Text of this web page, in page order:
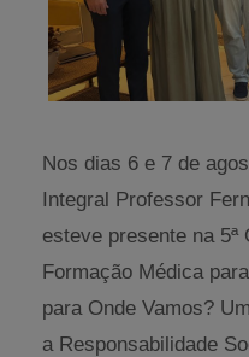
Nos dias 6 e 7 de
Integral Professor
esteve presente na
Formação Médica
para Onde Vamos?
a Responsabilidade